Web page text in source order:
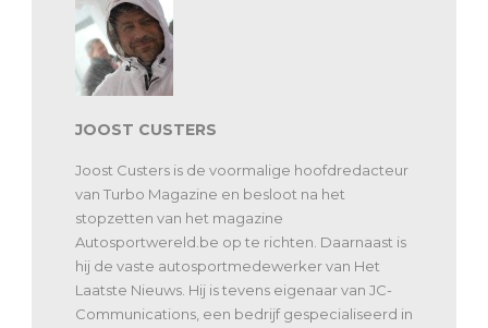
JOOST CUSTERS
Joost Custers is de voormalige hoofdredacteur
van Turbo Magazine en besloot na het
stopzetten van het magazine
Autosportwereld.be op te richten. Daarnaast is
hij de vaste autosportmedewerker van Het
Laatste Nieuws. Hij is tevens eigenaar van JC-
Communications, een bedrijf gespecialiseerd in